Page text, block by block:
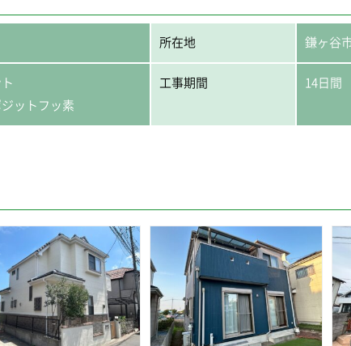
所在地 鎌ヶ谷
ットフッ素
工事期間 14日間